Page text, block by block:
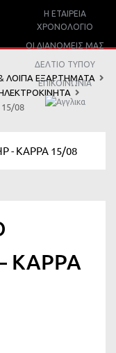
Η ΕΤΑΙΡΕΙΑ
ΧΡΟΝΟΛΟΓΙΟ
ΟΙ ΔΙΑΝΟΜΕΙΣ ΜΑΣ
ΔΕΛΤΙΟ ΤΥΠΟΥ
ΕΠΙΚΟΙΝΩΝΙΑ
ΛΟΙΠΑ ΕΞΑΡΤΗΜΑΤΑ
08
KAPPA